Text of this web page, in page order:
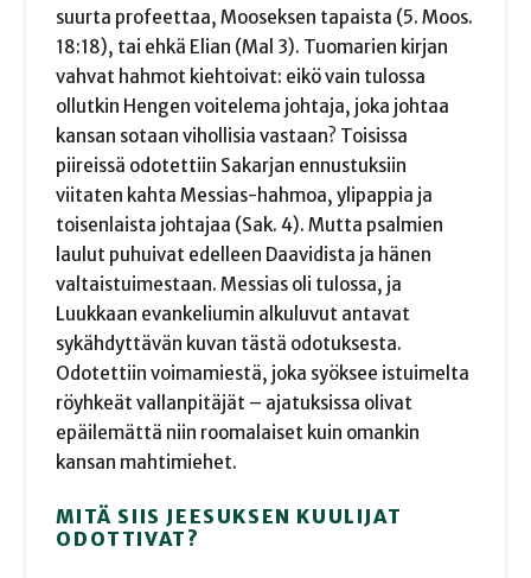
suurta profeettaa, Mooseksen tapaista (5. Moos.
18:18), tai ehkä Elian (Mal 3). Tuomarien kirjan
vahvat hahmot kiehtoivat: eikö vain tulossa
ollutkin Hengen voitelema johtaja, joka johtaa
kansan sotaan vihollisia vastaan? Toisissa
piireissä odotettiin Sakarjan ennustuksiin
viitaten kahta Messias-hahmoa, ylipappia ja
toisenlaista johtajaa (Sak. 4). Mutta psalmien
laulut puhuivat edelleen Daavidista ja hänen
valtaistuimestaan. Messias oli tulossa, ja
Luukkaan evankeliumin alkuluvut antavat
sykähdyttävän kuvan tästä odotuksesta.
Odotettiin voimamiestä, joka syöksee istuimelta
röyhkeät vallanpitäjät – ajatuksissa olivat
epäilemättä niin roomalaiset kuin omankin
kansan mahtimiehet.
MITÄ SIIS JEESUKSEN KUULIJAT
ODOTTIVAT?